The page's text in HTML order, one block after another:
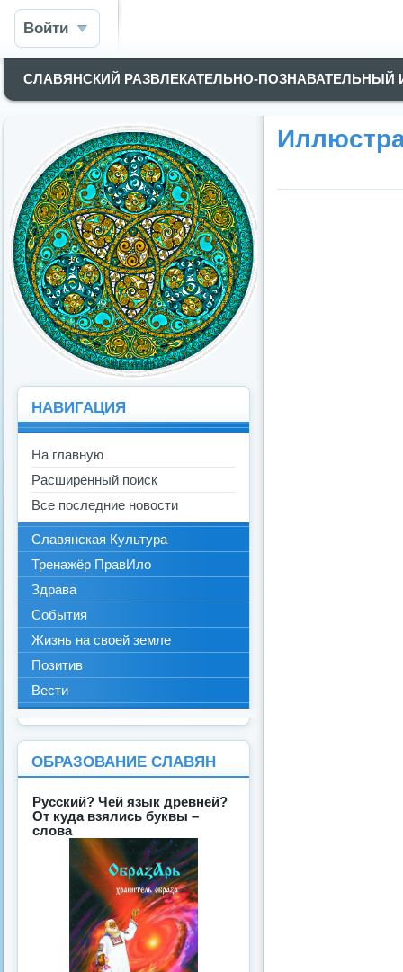
Войти
СЛАВЯНСКИЙ РАЗВЛЕКАТЕЛЬНО-
НАВИГАЦИЯ
На главную
Расширенный поиск
Все последние новости
Славянская Культура
Тренажёр ПравИло
Здрава
События
Жизнь на своей земле
Позитив
Вести
ОБРАЗОВАНИЕ СЛАВЯН
Русский? Чей язык древней?
От куда взялись буквы –
слова